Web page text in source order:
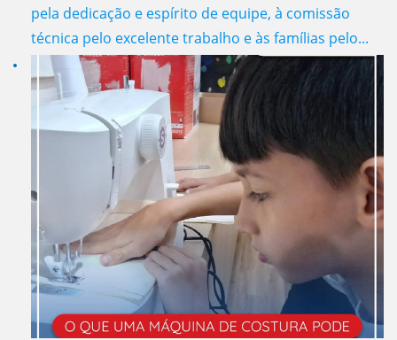
pela dedicação e espírito de equipe, à comissão
técnica pelo excelente trabalho e às famílias pelo...